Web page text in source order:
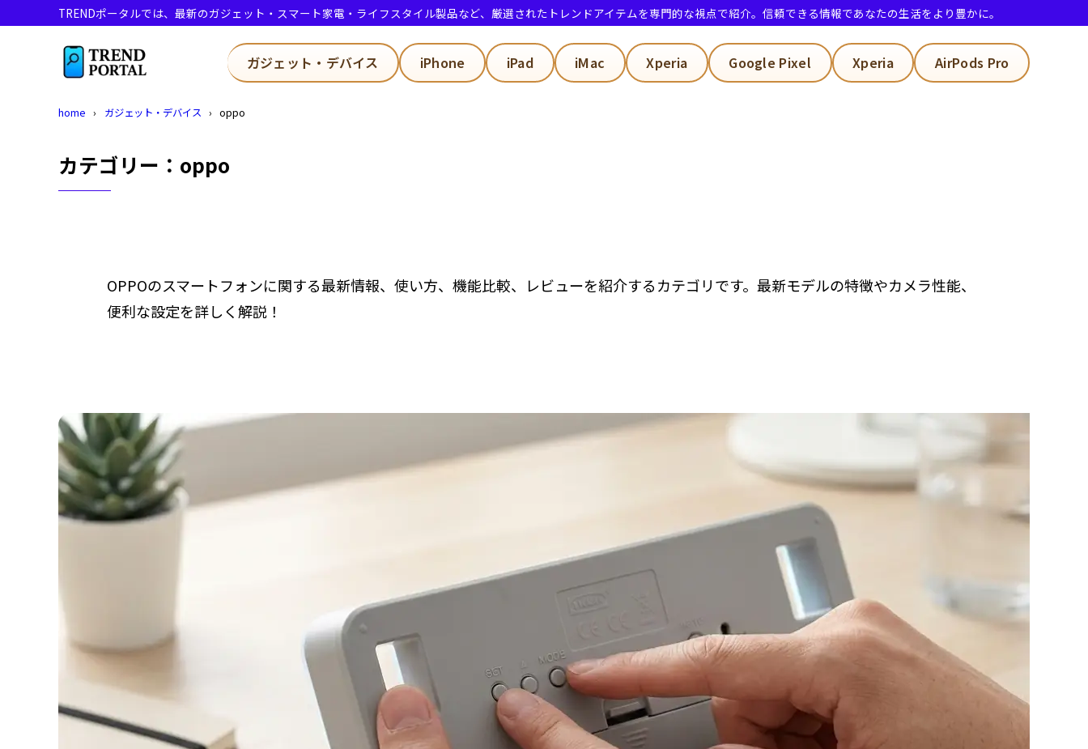
TRENDポータルでは、最新のガジェット・スマート家電・ライフスタイル製品など、厳選されたトレンドアイテムを専門的な視点で紹介。信頼できる情報であなたの生活をより豊かに。
ガジェット・デバイス iPhone iPad iMac Xperia Google Pixel Xperia AirPods Pro
home ガジェット・デバイス oppo
カテゴリー：oppo
OPPOのスマートフォンに関する最新情報、使い方、機能比較、レビューを紹介するカテゴリです。最新モデルの特徴やカメラ性能、
便利な設定を詳しく解説！